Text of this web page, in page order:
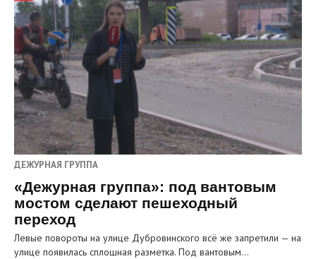
ДЕЖУРНАЯ ГРУППА
«Дежурная группа»: под вантовым
мостом сделают пешеходный
переход
Левые повороты на улице Дубровинского всё же запретили — на
улице появилась сплошная разметка. Под вантовым…